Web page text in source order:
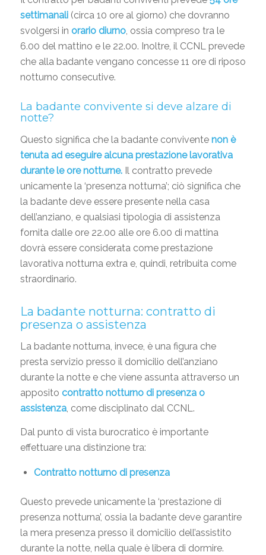
settimanali(circa 10 ore al giorno) che dovranno
svolgersi in orario diurno, ossia compreso tra le
6.00 del mattino e le 22.00. Inoltre, il CCNL prevede
che alla badante vengano concesse 11 ore di riposo
notturno consecutive.
La badante convivente si deve alzare di
notte?
Questo significa che la badante convivente non è
tenuta ad eseguire alcuna prestazione lavorativa
durante le ore notturne.Il contratto prevede
unicamente la ‘presenza notturna’; ciò significa che
la badante deve essere presente nella casa
dell’anziano, e qualsiasi tipologia di assistenza
fornita dalle ore 22.00 alle ore 6.00 di mattina
dovrà essere considerata come prestazione
lavorativa notturna extra e, quindi, retribuita come
straordinario.
La badante notturna: contratto di
presenza o assistenza
La badante notturna, invece, è una figura che
presta servizio presso il domicilio dell’anziano
durante la notte e che viene assunta attraverso un
apposito contratto notturno di presenza o
assistenza, come disciplinato dal CCNL.
Dal punto di vista burocratico è importante
effettuare una distinzione tra:
Contratto notturno di presenza
Questo prevede unicamente la ‘prestazione di
presenza notturna’, ossia la badante deve garantire
la mera presenza presso il domicilio dell’assistito
durante la notte, nella quale è libera di dormire.